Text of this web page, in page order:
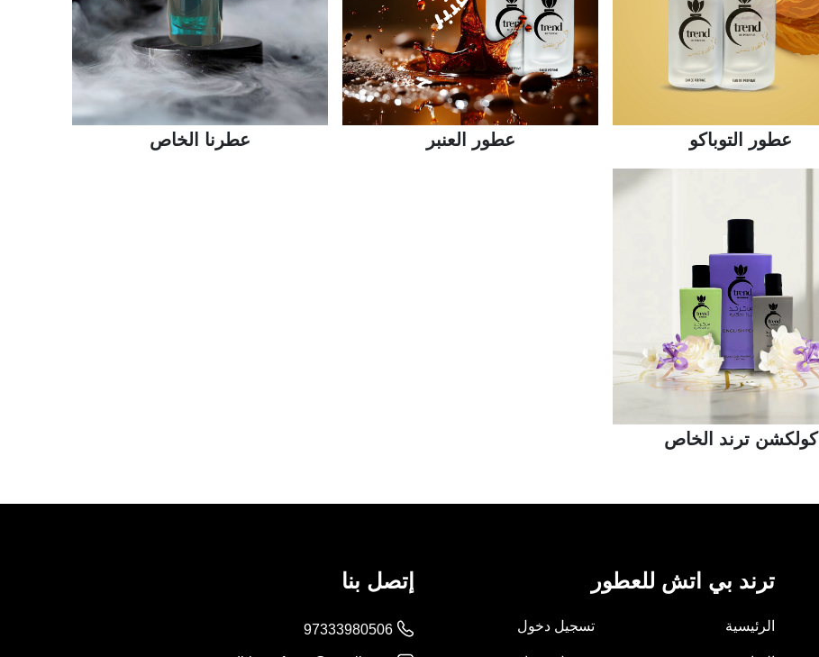
عطور التوباكو عطور العنبر عطرنا الخاص
كولكشن ترند الخاص
ترند بي اتش للعطور
الرئيسية تسجيل دخول
إتصل بنا
97333980506